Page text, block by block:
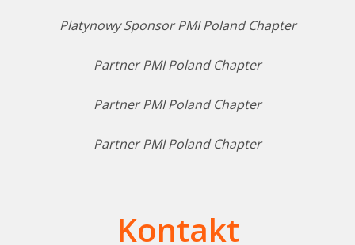
Platynowy Sponsor PMI Poland Chapter
Partner PMI Poland Chapter
Partner PMI Poland Chapter
Partner PMI Poland Chapter
Kontakt